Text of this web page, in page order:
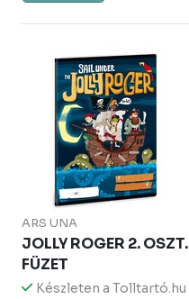
ARS UNA
JOLLY ROGER 2. OSZT.
FÜZET
Készleten a Tolltartó.hu